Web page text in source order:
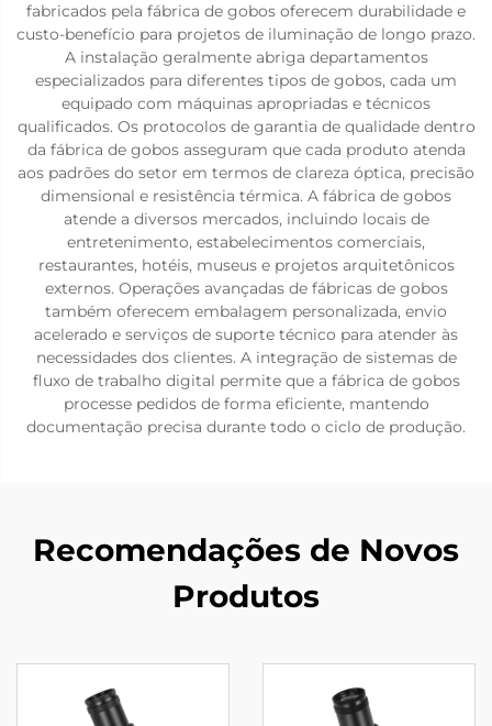
fabricados pela fábrica de gobos oferecem durabilidade e
custo-benefício para projetos de iluminação de longo prazo.
A instalação geralmente abriga departamentos
especializados para diferentes tipos de gobos, cada um
equipado com máquinas apropriadas e técnicos
qualificados. Os protocolos de garantia de qualidade dentro
da fábrica de gobos asseguram que cada produto atenda
aos padrões do setor em termos de clareza óptica, precisão
dimensional e resistência térmica. A fábrica de gobos
atende a diversos mercados, incluindo locais de
entretenimento, estabelecimentos comerciais,
restaurantes, hotéis, museus e projetos arquitetônicos
externos. Operações avançadas de fábricas de gobos
também oferecem embalagem personalizada, envio
acelerado e serviços de suporte técnico para atender às
necessidades dos clientes. A integração de sistemas de
fluxo de trabalho digital permite que a fábrica de gobos
processe pedidos de forma eficiente, mantendo
documentação precisa durante todo o ciclo de produção.
Recomendações de Novos
Produtos